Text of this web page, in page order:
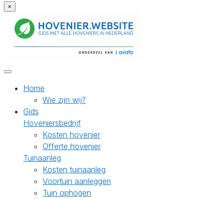
×
Home
Wie zijn wij?
Gids
Hoveniersbedrijf
Kosten hovenier
Offerte hovenier
Tuinaanleg
Kosten tuinaanleg
Voortuin aanleggen
Tuin ophogen